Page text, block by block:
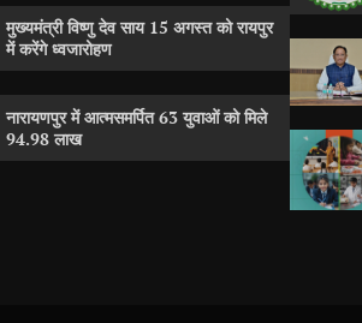
मुख्यमंत्री विष्णु देव साय 15 अगस्त को रायपुर
में करेंगे ध्वजारोहण
नारायणपुर में आत्मसमर्पित 63 युवाओं को मिले
94.98 लाख